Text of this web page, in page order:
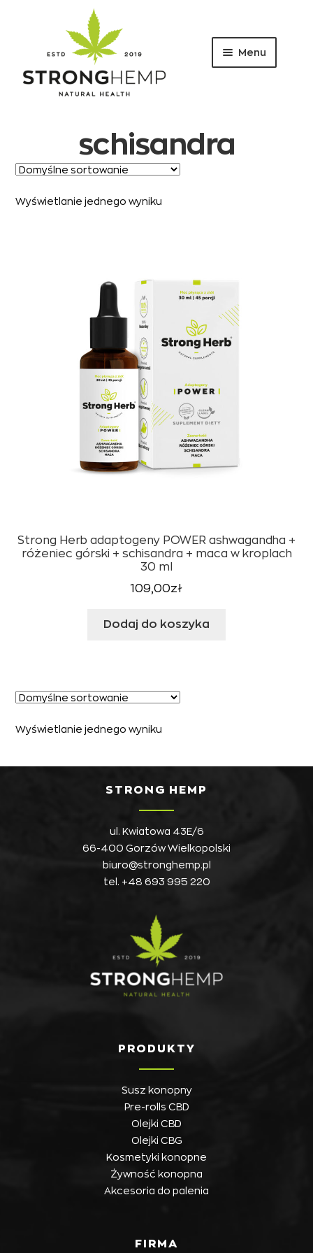
Przejdź
do
nawigacji
Przejdź
do
Menu
schisandra
Wyświetlanie jednego wyniku
Strong Herb adaptogeny POWER ashwagandha +
różeniec górski + schisandra + maca w kroplach
30 ml
109,00zł
Dodaj do koszyka
Wyświetlanie jednego wyniku
STRONG HEMP
ul. Kwiatowa 43E/6
66-400 Gorzów Wielkopolski
biuro@stronghemp.pl
tel. +48 693 995 220
PRODUKTY
Susz konopny
Pre-rolls CBD
Olejki CBD
Olejki CBG
Kosmetyki konopne
Żywność konopna
Akcesoria do palenia
FIRMA